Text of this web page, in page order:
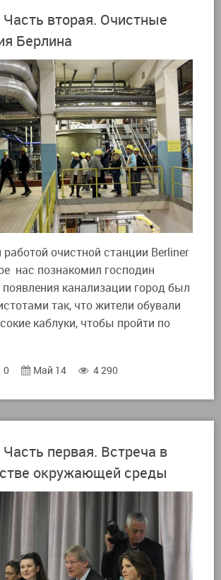
вторая. Очистные
Берлина
работой очистной станции Berliner
нас познакомил господин
канализации город был
так, что жители обували
каблуки, чтобы пройти по
0 Май 14 4 290
первая. Встреча в
окружающей среды